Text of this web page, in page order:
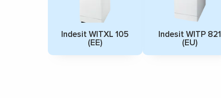
Indesit WITXL 105
(EE)
Indesit WITP 821
(EU)